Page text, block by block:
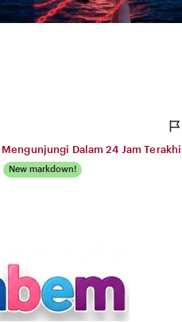
Dalam 24 Jam
New markdown!